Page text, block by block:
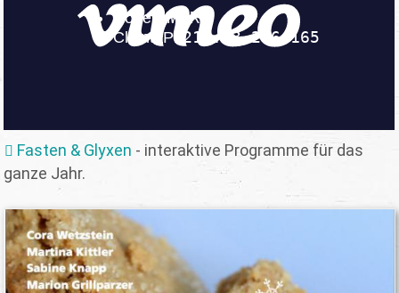
Fasten & Glyxen - interaktive Programme für das
ganze Jahr.